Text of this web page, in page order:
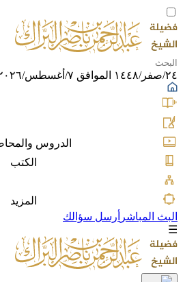
٢٤/صفر/١٤٤٨ الموافق ٧/أغسطس/٢٠٢٦
الدروس
الكتب
المزيد
البث المباشر أرسل سؤالك
☰